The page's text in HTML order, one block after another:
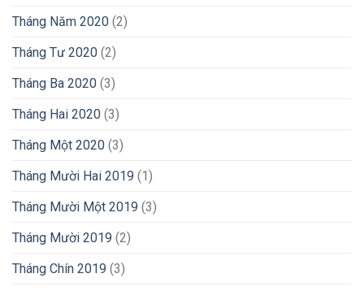
Tháng Năm 2020 (2)
Tháng Tư 2020 (2)
Tháng Ba 2020 (3)
Tháng Hai 2020 (3)
Tháng Một 2020 (3)
Tháng Mười Hai 2019 (1)
Tháng Mười Một 2019 (3)
Tháng Mười 2019 (2)
Tháng Chín 2019 (3)